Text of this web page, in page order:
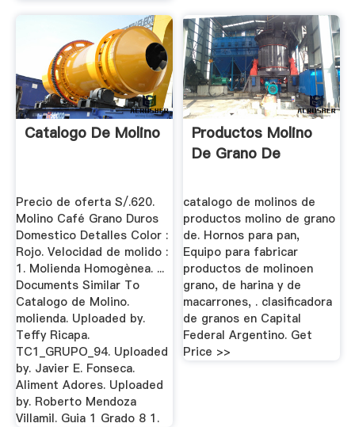
Catalogo De Molino
Precio de oferta S/.620.
Molino Café Grano Duros
Domestico Detalles Color :
Rojo. Velocidad de molido :
1. Molienda Homogènea. ...
Documents Similar To
Catalogo de Molino.
molienda. Uploaded by.
Teffy Ricapa.
TC1_GRUPO_94. Uploaded
by. Javier E. Fonseca.
Aliment Adores. Uploaded
by. Roberto Mendoza
Villamil. Guia 1 Grado 8 1.
Productos Molino
De Grano De
catalogo de molinos de
productos molino de grano
de. Hornos para pan,
Equipo para fabricar
productos de molinoen
grano, de harina y de
macarrones, . clasificadora
de granos en Capital
Federal Argentino. Get
Price >>